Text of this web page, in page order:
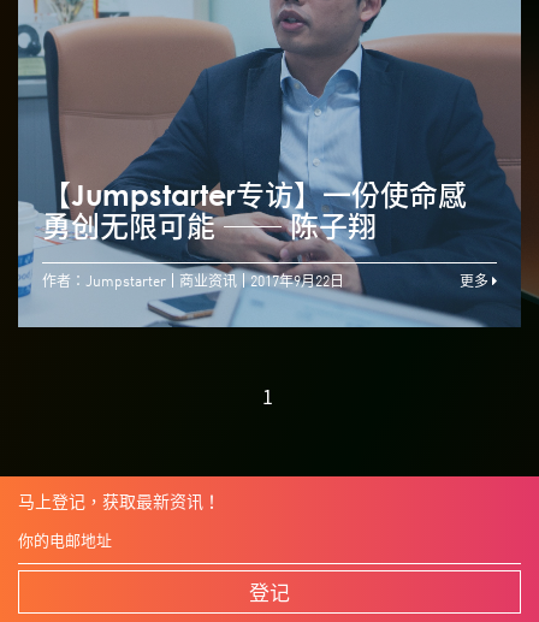
【Jumpstarter专访】一份使命感
勇创无限可能 ── 陈子翔
作者：Jumpstarter 商业资讯 2017年9月22日 更多
1
马上登记，获取最新资讯！
登记